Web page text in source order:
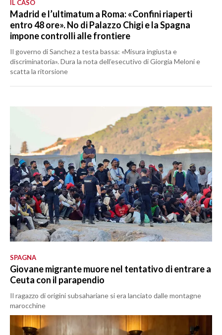
IL CASO
Madrid e l’ultimatum a Roma: «Confini riaperti
entro 48 ore». No di Palazzo Chigi e la Spagna
impone controlli alle frontiere
Il governo di Sanchez a testa bassa: «Misura ingiusta e
discriminatoria». Dura la nota dell’esecutivo di Giorgia Meloni e
scatta la ritorsione
SPAGNA
Giovane migrante muore nel tentativo di entrare a
Ceuta con il parapendio
Il ragazzo di origini subsahariane si era lanciato dalle montagne
marocchine